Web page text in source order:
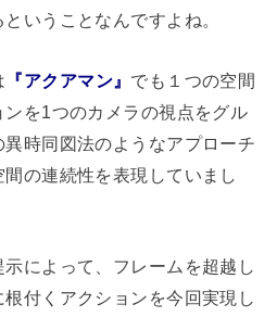
いうことなんですよね。
『アクアマン』 でも１つの空間
を1つのカメラの視点をグル
時同図法のようなアプローチ
の連続性を表現していまし
によって、フレームを超越し
付くアクションを今回実現し